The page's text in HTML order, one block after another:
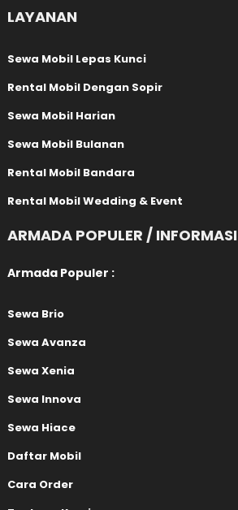
LAYANAN
Sewa Mobil Lepas Kunci
Rental Mobil Dengan Sopir
Sewa Mobil Harian
Sewa Mobil Bulanan
Rental Mobil Bandara
Rental Mobil Wedding & Event
ARMADA POPULER / INFORMASI
Armada Populer :
Sewa Brio
Sewa Avanza
Sewa Xenia
Sewa Innova
Sewa Hiace
Daftar Mobil
Cara Order